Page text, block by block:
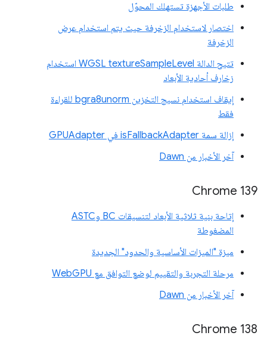
طلبات الأجهزة تستهلك المحوّل
اختصار لاستخدام الزخرفة حيث يتم استخدام عرض
الزخرفة
تتيح الدالة WGSL textureSampleLevel استخدام
زخارف أحادية الأبعاد
إيقاف استخدام نسيج التخزين bgra8unorm للقراءة
فقط
إزالة سمة isFallbackAdapter في GPUAdapter
آخر الأخبار من Dawn
‫Chrome 139
إتاحة بنية ثلاثية الأبعاد لتنسيقات BC وASTC
المضغوطة
ميزة "الميزات الأساسية والحدود" الجديدة
مرحلة التجربة والتقييم لوضع التوافق مع WebGPU
آخر الأخبار من Dawn
‫Chrome 138